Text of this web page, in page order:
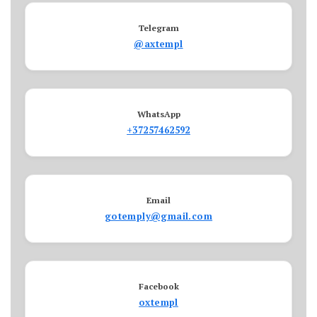
Telegram
@axtempl
WhatsApp
+37257462592
Email
gotemply@gmail.com
Facebook
oxtempl